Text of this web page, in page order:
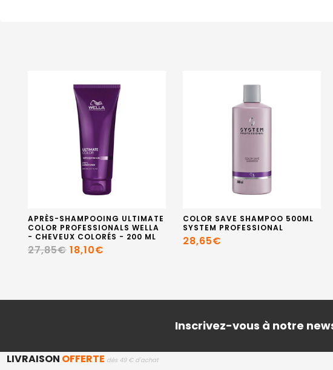
APRÈS-SHAMPOOING ULTIMATE
COLOR PROFESSIONALS WELLA
- CHEVEUX COLORÉS - 200 ML
27,85€ 18,10€
COLOR SAVE SHAMPOO 500ML
SYSTEM PROFESSIONAL
28,65€
Inscrivez-vous à notre
LIVRAISON OFFERTE dès 49 € d'achat